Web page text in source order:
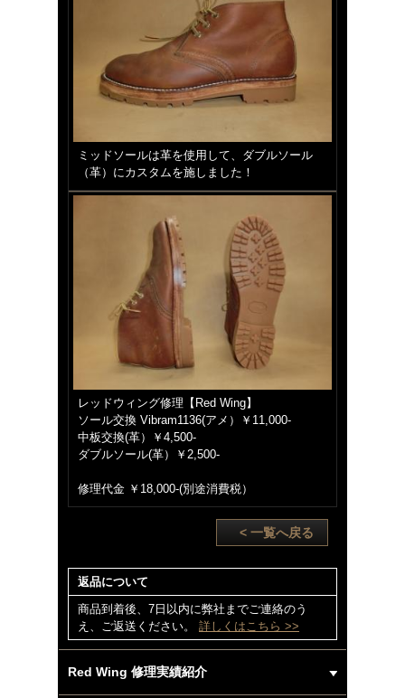
ミッドソールは革を使用して、ダブルソール
（革）にカスタムを施しました！
レッドウィング修理【Red Wing】
ソール交換 Vibram1136(アメ）￥11,000-
中板交換(革）￥4,500-
ダブルソール(革）￥2,500-
修理代金 ￥18,000-(別途消費税）
< 一覧へ戻る
返品について
商品到着後、7日以内に弊社までご連絡のう
え、ご返送ください。 詳しくはこちら >>
Red Wing 修理実績紹介